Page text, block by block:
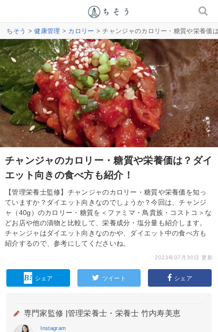
ちそう >健康管理 > カロリー > チャンジャのカロリー・糖質や栄養価
チャンジャのカロリー・糖質や栄養価は？ダイ
エット向きの食べ方も紹介！
【管理栄養士監修】チャンジャのカロリー・糖質や栄養価を知っ
ていますか？ダイエット向きなのでしょうか？今回は、チャンジ
ャ（40g）のカロリー・糖質を＜ファミマ・鳥貴族・コストコ＞な
どお店や他の漬物と比較して、栄養成分・塩分量も紹介します。
チャンジャはダイエット向きなのかや、ダイエット中の食べ方も
紹介するので、参考にしてくださいね。
2023年07月30日 更新
シェア ツイート シェア
専門家監修 | 管理栄養士・栄養士 竹内寿美恵
Instagram